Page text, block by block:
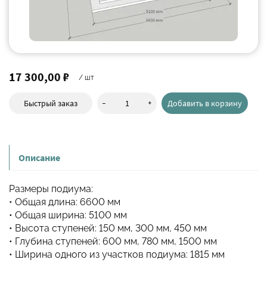
17 300,00 ₽ / шт
Быстрый заказ - + Добавить в корзину
Описание
Размеры подиума:
• Общая длина: 6600 мм
• Общая ширина: 5100 мм
• Высота ступеней: 150 мм, 300 мм, 450 мм
• Глубина ступеней: 600 мм, 780 мм, 1500 мм
• Ширина одного из участков подиума: 1815 мм